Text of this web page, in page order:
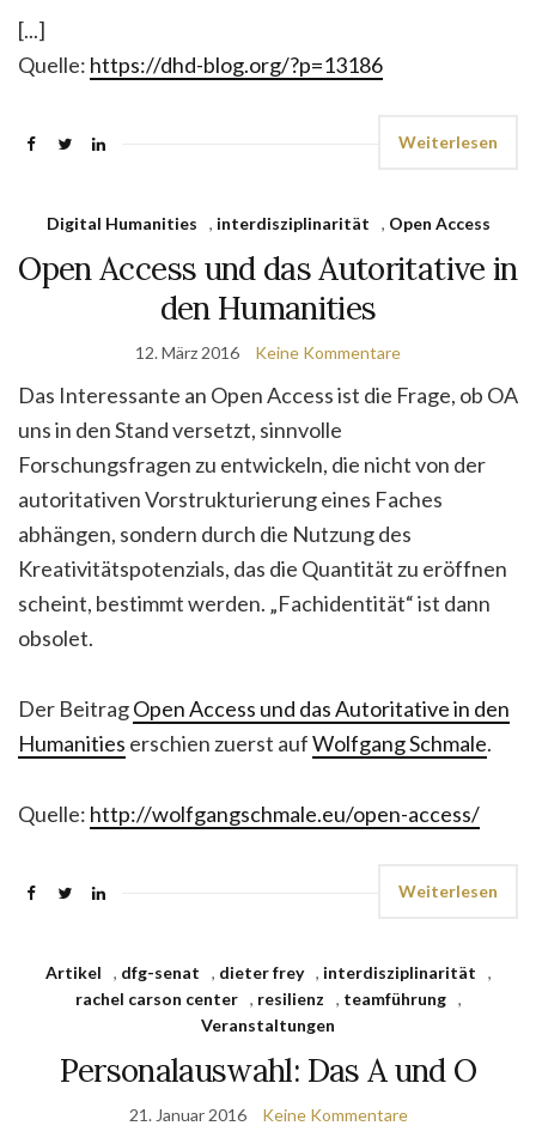
[...]
Quelle: https://dhd-blog.org/?p=13186
Weiterlesen
Digital Humanities , interdisziplinarität , Open Access
Open Access und das Autoritative in
den Humanities
12. März 2016 Keine Kommentare
Das Interessante an Open Access ist die Frage, ob OA
uns in den Stand versetzt, sinnvolle
Forschungsfragen zu entwickeln, die nicht von der
autoritativen Vorstrukturierung eines Faches
abhängen, sondern durch die Nutzung des
Kreativitätspotenzials, das die Quantität zu eröffnen
scheint, bestimmt werden. „Fachidentität“ ist dann
obsolet.
Der BeitragOpen Access und das Autoritative in den
Humanities erschien zuerst aufWolfgang Schmale.
Quelle: http://wolfgangschmale.eu/open-access/
Weiterlesen
Artikel , dfg-senat , dieter frey , interdisziplinarität
,
rachel carson center
, resilienz , teamführung
,
Veranstaltungen
Personalauswahl: Das A und O
21. Januar 2016 Keine Kommentare